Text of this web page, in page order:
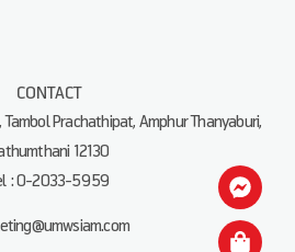
CONTACT
Tambol Prachathipat, Amphur Thanyaburi,
12130
: 0-2033-5959